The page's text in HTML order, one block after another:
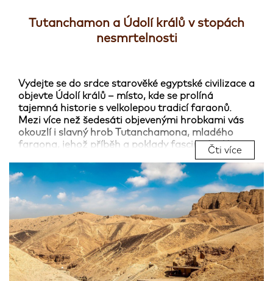
Tutanchamon a Údolí králů v stopách
nesmrtelnosti
Vydejte se do srdce starověké egyptské civilizace a
objevte Údolí králů – místo, kde se prolíná
tajemná historie s velkolepou tradicí faraonů.
Mezi více než šedesáti objevenými hrobkami vás
okouzlí i slavný hrob Tutanchamona, mladého
faraona, jehož příběh a poklady fascinují celý svět
Údolí králů však není jen pohřebištěm. Je to
živoucí muzeum staroegyptské kultury, kde
hieroglyfy, malby a mistrovské artefakty odhalují
život královské rodiny, jejich víru, rituály a umění.
Každý krok mezi těmito památkami je jako cesta
časem, která vás přenese přímo do zlaté éry
Egypta.Přijměte toto jedinečné pozvání a staňte
se na chvíli objevitelem dávné historie!
Čti více